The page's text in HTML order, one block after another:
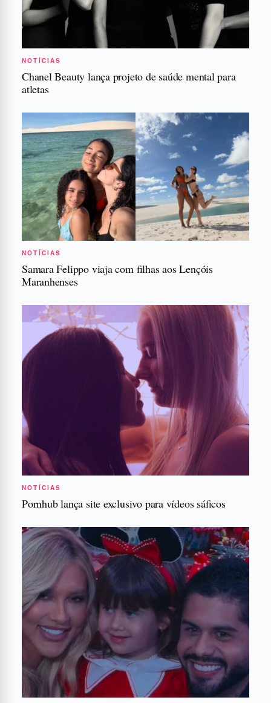
NOTÍCIAS
Chanel Beauty lança projeto de saúde mental para
atletas
NOTÍCIAS
Samara Felippo viaja com filhas aos Lençóis
Maranhenses
NOTÍCIAS
Pornhub lança site exclusivo para vídeos sáficos